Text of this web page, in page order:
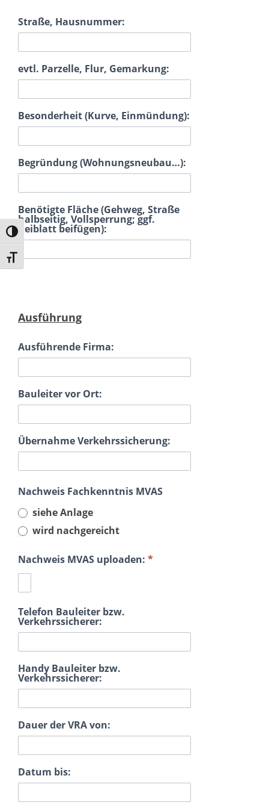
Umschalten auf hohe Kontraste
Schrift vergrößern
Straße, Hausnummer:
evtl. Parzelle, Flur, Gemarkung:
Besonderheit (Kurve, Einmündung):
Begründung (Wohnungsneubau…):
Benötigte Fläche (Gehweg, Straße
halbseitig, Vollsperrung; ggf.
Beiblatt beifügen):
Ausführung
Ausführende Firma:
Bauleiter vor Ort:
Übernahme Verkehrssicherung:
Nachweis Fachkenntnis MVAS
siehe Anlage
wird nachgereicht
Nachweis MVAS uploaden: *
Telefon Bauleiter bzw.
Verkehrssicherer:
Handy Bauleiter bzw.
Verkehrssicherer:
Dauer der VRA von:
Datum bis: